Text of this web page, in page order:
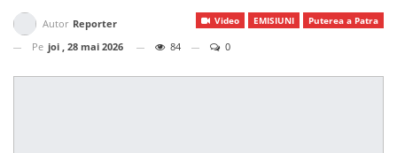
Video EMISIUNI Puterea a Patra
Autor Reporter
Pe joi , 28 mai 2026 84 0